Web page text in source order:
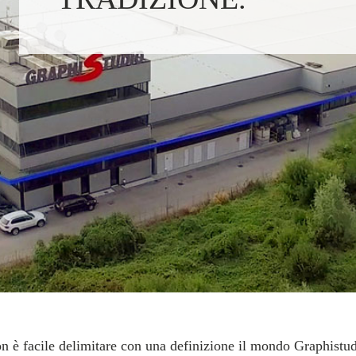
è facile delimitare con una definizione il mondo